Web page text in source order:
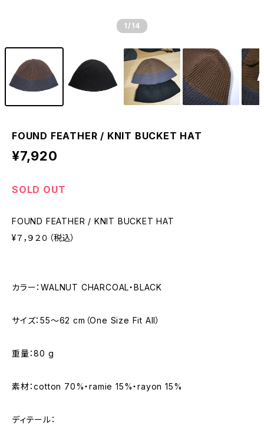
1 /14
FOUND FEATHER / KNIT BUCKET HAT
¥7,920
SOLD OUT
FOUND FEATHER / KNIT BUCKET HAT
¥７，９２０（税込）
カラー：WALNUT CHARCOAL・BLACK
サイズ：55〜62 cm（One Size Fit All）
重量：80 g
素材：cotton 70%・ramie 15%・rayon 15%
ディテール：